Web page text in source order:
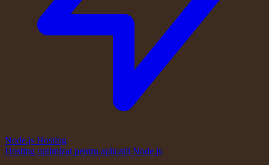
Node.js Hosting
Hosting optimizat pentru aplicații Node.js